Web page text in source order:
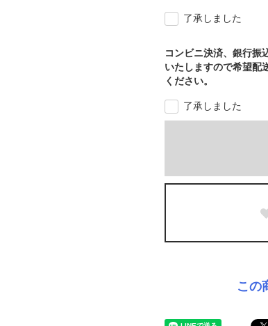
了承しました
コンビニ決済、銀行振
いたしますので希望配
ください。
了承しました
この